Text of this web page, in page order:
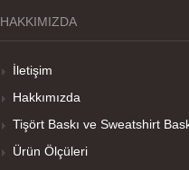
HAKKIMIZDA
İletişim
Hakkımızda
Tişört Baskı ve Sweatshirt
Ürün Ölçüleri